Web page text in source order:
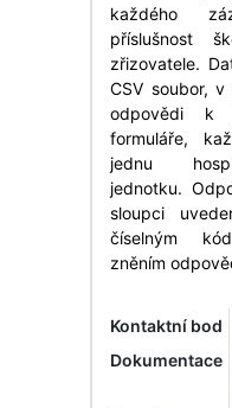
každého
příslušnost
zřizovatele.
CSV soubor,
odpovědi k
formuláře,
jednu
jednotku.
sloupci
číselným
zněním
Kontaktní bod
Dokumentace